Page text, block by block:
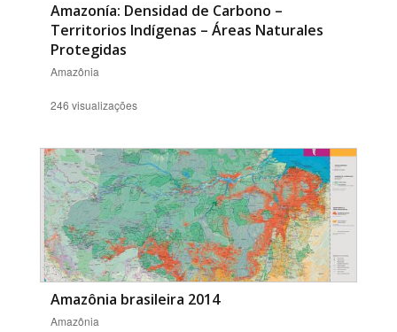
Amazonía: Densidad de Carbono –
Territorios Indígenas – Áreas Naturales
Protegidas
Amazônia
246 visualizações
Amazônia brasileira 2014
Amazônia